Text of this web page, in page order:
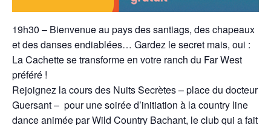
19h30 – Bienvenue au pays des santiags, des chapeaux
et des danses endiablées… Gardez le secret mais, oui :
La Cachette se transforme en votre ranch du Far West
préféré !
Rejoignez la cours des Nuits Secrètes – place du docteur
Guersant – pour une soirée d’initiation à la country line
dance animée par Wild Country Bachant, le club qui a fait